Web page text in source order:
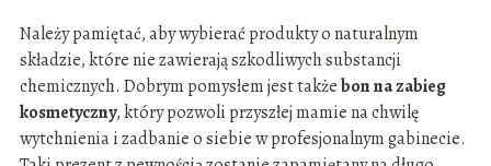
Należy pamiętać, aby wybierać produkty o naturalnym
składzie, które nie zawierają szkodliwych substancji
chemicznych. Dobrym pomysłem jest takżebon na zabieg
kosmetyczny, który pozwoli przyszłej mamie na chwilę
wytchnienia i zadbanie o siebie w profesjonalnym gabinecie.